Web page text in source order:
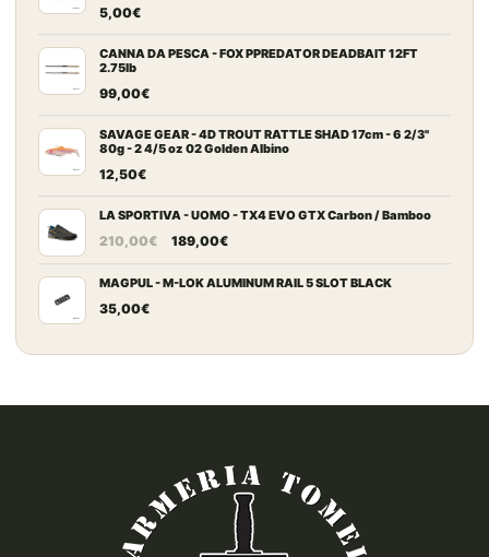
5,00€
CANNA DA PESCA - FOX PPREDATOR DEADBAIT 12FT
2.75lb
99,00€
SAVAGE GEAR - 4D TROUT RATTLE SHAD 17cm - 6 2/3"
80g - 2 4/5 oz 02 Golden Albino
12,50€
LA SPORTIVA - UOMO - TX4 EVO GTX Carbon / Bamboo
210,00€
Il
originale
189,00€Il
attuale
MAGPUL - M-LOK ALUMINUM RAIL 5 SLOT BLACK
35,00€